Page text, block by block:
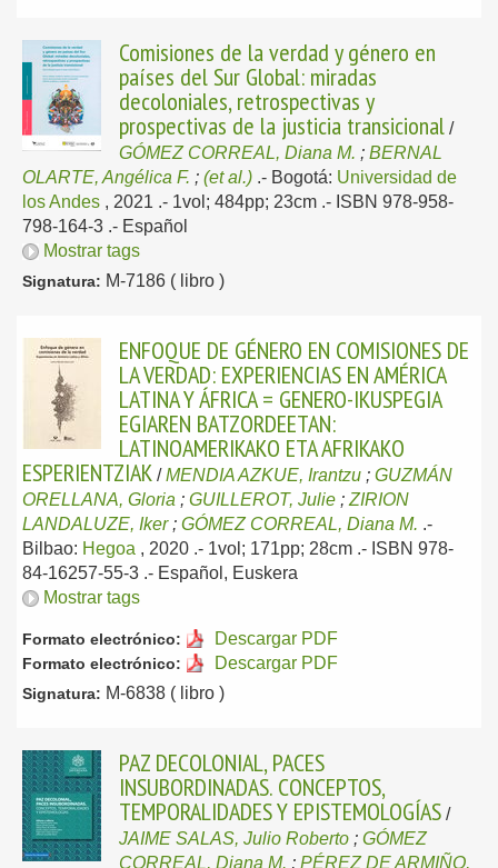
Comisiones de la verdad y género en
países del Sur Global: miradas
decoloniales, retrospectivas y
prospectivas de la justicia transicional /
GÓMEZ CORREAL, Diana M. ; BERNAL
OLARTE, Angélica F. ; (et al.) .- Bogotá: Universidad de
los Andes , 2021 .- 1vol; 484pp; 23cm .- ISBN 978-958-
798-164-3 .- Español
Mostrar tags
Signatura: M-7186 ( libro )
ENFOQUE DE GÉNERO EN COMISIONES DE
LA VERDAD: EXPERIENCIAS EN AMÉRICA
LATINA Y ÁFRICA = GENERO-IKUSPEGIA
EGIAREN BATZORDEETAN:
LATINOAMERIKAKO ETA AFRIKAKO
ESPERIENTZIAK /MENDIA AZKUE, Irantzu ; GUZMÁN
ORELLANA, Gloria ; GUILLEROT, Julie ; ZIRION
LANDALUZE, Iker; GÓMEZ CORREAL, Diana M. .-
Bilbao: Hegoa , 2020 .- 1vol; 171pp; 28cm .- ISBN 978-
84-16257-55-3 .- Español, Euskera
Mostrar tags
Formato electrónico: Descargar PDF
Formato electrónico: Descargar PDF
Signatura: M-6838 ( libro )
PAZ DECOLONIAL, PACES
INSUBORDINADAS. CONCEPTOS,
TEMPORALIDADES Y EPISTEMOLOGÍAS /
JAIME SALAS, Julio Roberto ; GÓMEZ
CORREAL, Diana M. ; PÉREZ DE ARMIÑO,